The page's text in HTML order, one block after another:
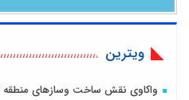
ویترین